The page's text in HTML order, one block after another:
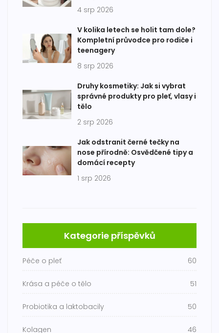
4 srp 2026
V kolika letech se holit tam dole?
Kompletní průvodce pro rodiče i
teenagery
8 srp 2026
Druhy kosmetiky: Jak si vybrat
správné produkty pro pleť, vlasy i
tělo
2 srp 2026
Jak odstranit černé tečky na
nose přírodně: Osvědčené tipy a
domácí recepty
1 srp 2026
Kategorie příspěvků
Péče o pleť 60
Krása a péče o tělo 51
Probiotika a laktobacily 50
Kolagen 46